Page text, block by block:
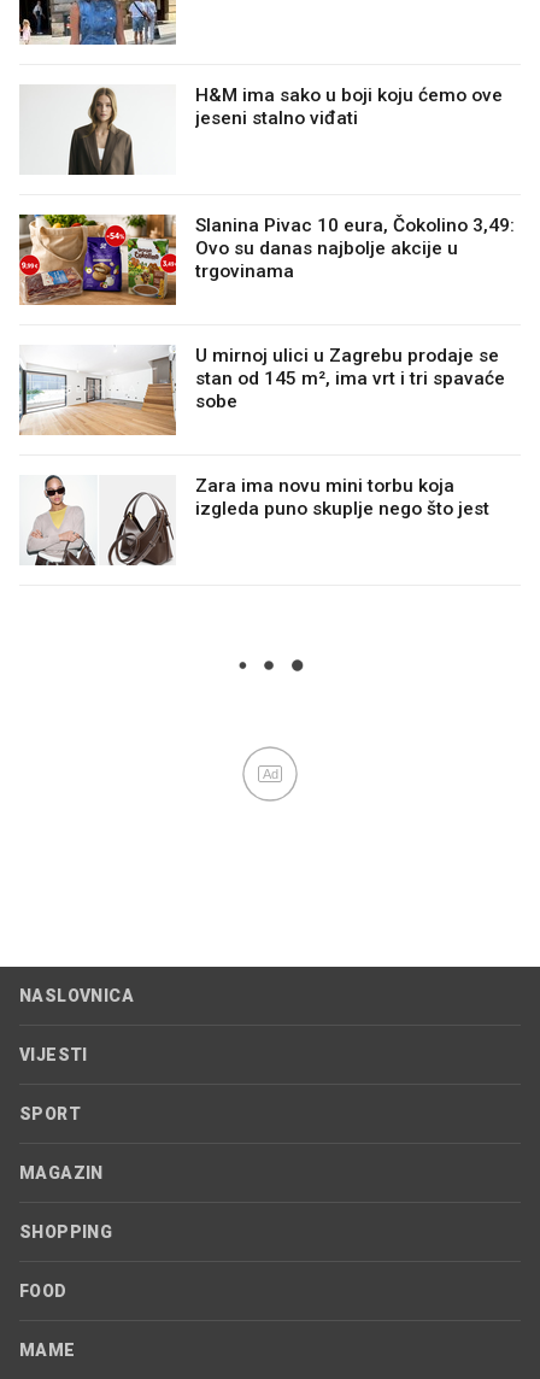
H&M ima sako u boji koju ćemo ove
jeseni stalno viđati
Slanina Pivac 10 eura, Čokolino 3,49:
Ovo su danas najbolje akcije u
trgovinama
U mirnoj ulici u Zagrebu prodaje se
stan od 145 m², ima vrt i tri spavaće
sobe
Zara ima novu mini torbu koja
izgleda puno skuplje nego što jest
Ad
NASLOVNICA
VIJESTI
SPORT
MAGAZIN
SHOPPING
FOOD
MAME